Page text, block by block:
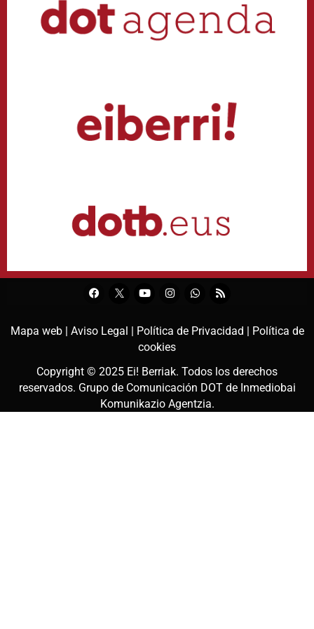
Mapa web | Aviso Legal | Política de Privacidad | Política de
cookies
Copyright © 2025 Ei! Berriak. Todos los derechos
reservados. Grupo de Comunicación DOT de Inmediobai
Komunikazio Agentzia.